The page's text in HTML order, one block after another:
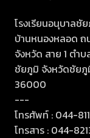
โรงเรียนอนุบาลชั
บ้านหนองหลอด ถ
จังหวัด สาย 1 ตำบ
ชัยภูมิ จังหวัดชัย
36000
---
โทรศัพท์ : 044-
โทรสาร : 044-